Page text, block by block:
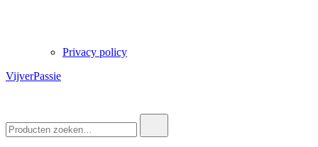
Privacy policy
VijverPassie
naar: